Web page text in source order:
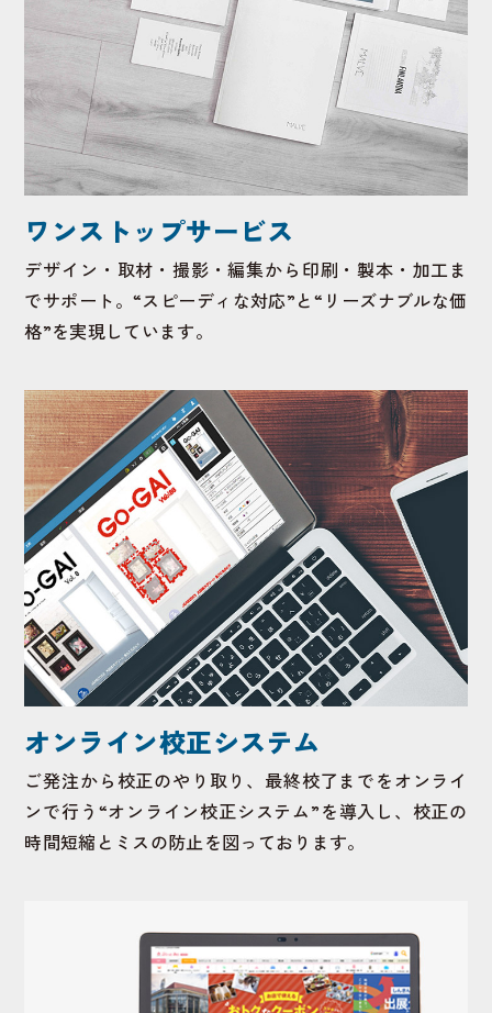
ワンストップサービス
デザイン・取材・撮影・編集から印刷・製本・加工ま
でサポート。“スピーディな対応”と“リーズナブルな価
格”を実現しています。
オンライン校正システム
ご発注から校正のやり取り、最終校了までをオンライ
ンで行う“オンライン校正システム”を導入し、校正の
時間短縮とミスの防止を図っております。